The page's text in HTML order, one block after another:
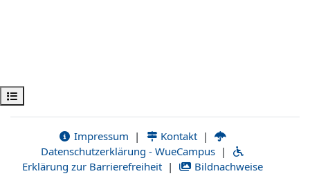
Kursindex öffnen
Impressum | Kontakt |
Datenschutzerklärung - WueCampus |
Erklärung zur Barrierefreiheit | Bildnachweise